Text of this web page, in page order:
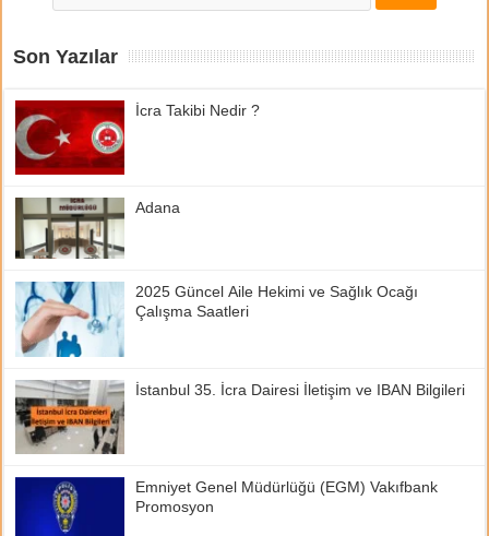
Son Yazılar
İcra Takibi Nedir ?
Adana
2025 Güncel Aile Hekimi ve Sağlık Ocağı
Çalışma Saatleri
İstanbul 35. İcra Dairesi İletişim ve IBAN Bilgileri
Emniyet Genel Müdürlüğü (EGM) Vakıfbank
Promosyon